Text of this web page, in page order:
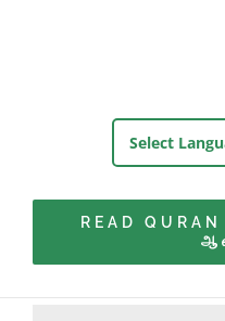
READ